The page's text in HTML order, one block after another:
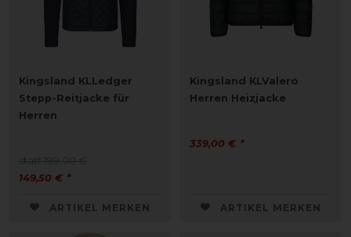
Kingsland KLLedger
Stepp-Reitjacke für
Herren
149,50 € *
ARTIKEL MERKEN
Kingsland KLValero
Herren Heizjacke
339,00 € *
ARTIKEL MERKEN